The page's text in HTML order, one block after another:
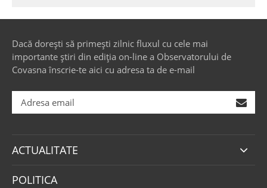
Dacă dorești să primești zilnic fluxul cu cele mai
importante știri din ediția on-line a Observatorului de
Covasna înscrie-te aici cu adresa ta de e-mail
ACTUALITATE
POLITICA